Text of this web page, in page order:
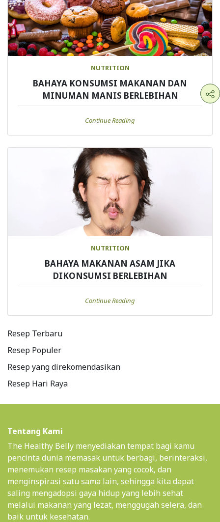
NUTRITION
BAHAYA KONSUMSI MAKANAN DAN
MINUMAN MANIS BERLEBIHAN
Continue Reading
NUTRITION
BAHAYA MAKANAN ASAM JIKA
DIKONSUMSI BERLEBIHAN
Continue Reading
Resep Terbaru
Resep Populer
Resep yang direkomendasikan
Resep Hari Raya
Tentang Kami
The Healthy Belly menyediakan tempat bagi kamu
pencinta dunia memasak untuk berbagi, berinteraksi,
menemukan resep masakan yang cocok, dan
menginspirasi satu sama lain, sehingga kita dapat
saling mengadopsi gaya hidup yang lebih sehat
melalui makanan yang lezat, menggugah selera, dan
baik untuk kesehatan.